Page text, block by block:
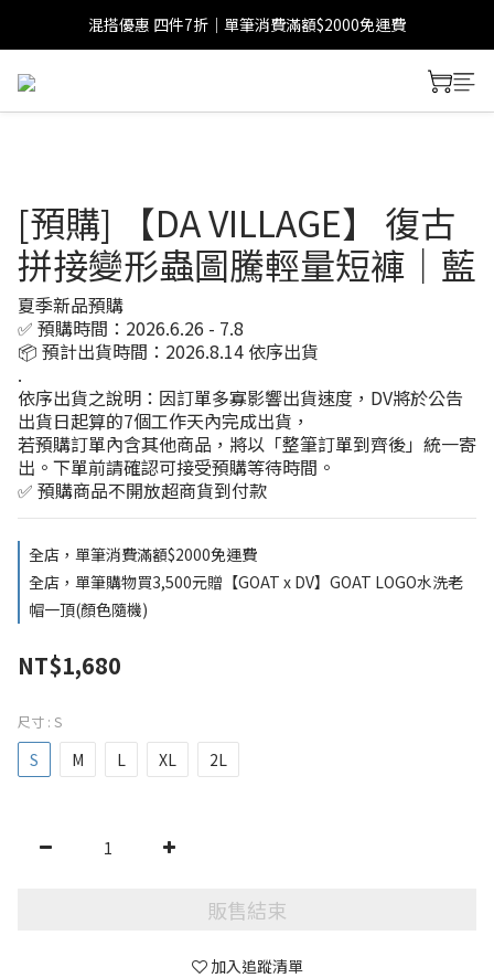
混搭優惠 四件7折｜單筆消費滿額$2000免運費
[預購] 【DA VILLAGE】 復古
拼接變形蟲圖騰輕量短褲｜藍
夏季新品預購
✅ 預購時間：2026.6.26 - 7.8
📦 預計出貨時間：2026.8.14 依序出貨
.
依序出貨之說明：因訂單多寡影響出貨速度，DV將於公告
出貨日起算的7個工作天內完成出貨，
若預購訂單內含其他商品，將以「整筆訂單到齊後」統一寄
出。下單前請確認可接受預購等待時間。
✅ 預購商品不開放超商貨到付款
全店，單筆消費滿額$2000免運費
全店，單筆購物買3,500元贈【GOAT x DV】GOAT LOGO水洗老
帽一頂(顏色隨機)
NT$1,680
尺寸 : S
S M L XL 2L
販售結束
加入追蹤清單